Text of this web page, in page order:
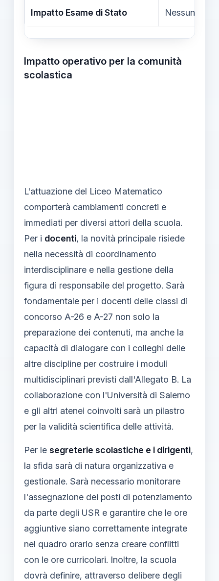
Impatto Esame di Stato Nessuna
Impatto operativo per la comunità
scolastica
L'attuazione del Liceo Matematico
comporterà cambiamenti concreti e
immediati per diversi attori della scuola.
Per i docenti, la novità principale risiede
nella necessità di coordinamento
interdisciplinare e nella gestione della
figura di responsabile del progetto. Sarà
fondamentale per i docenti delle classi di
concorso A-26 e A-27 non solo la
preparazione dei contenuti, ma anche la
capacità di dialogare con i colleghi delle
altre discipline per costruire i moduli
multidisciplinari previsti dall'Allegato B. La
collaborazione con l'Università di Salerno
e gli altri atenei coinvolti sarà un pilastro
per la validità scientifica delle attività.
Per le segreterie scolastiche e i dirigenti,
la sfida sarà di natura organizzativa e
gestionale. Sarà necessario monitorare
l'assegnazione dei posti di potenziamento
da parte degli USR e garantire che le ore
aggiuntive siano correttamente integrate
nel quadro orario senza creare conflitti
con le ore curricolari. Inoltre, la scuola
dovrà definire, attraverso delibere degli